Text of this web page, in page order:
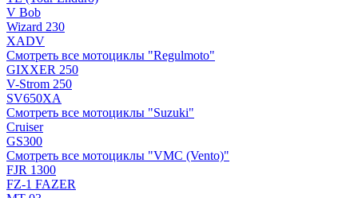
V Bob
Wizard 230
XADV
Смотреть все мотоциклы "Regulmoto"
GIXXER 250
V-Strom 250
SV650XA
Смотреть все мотоциклы "Suzuki"
Cruiser
GS300
Смотреть все мотоциклы "VMC (Vento)"
FJR 1300
FZ-1 FAZER